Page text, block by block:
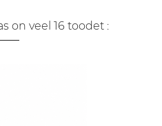
on veel 16 toodet :